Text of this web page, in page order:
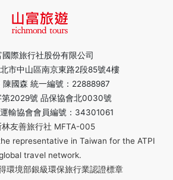
國際旅行社股份有限公司
市中山區南京東路2段85號4樓
陳國森 統一編號：22888987
第2029號 品保協會北0030號
輸協會會員編號：34301061
林友善旅行社 MFTA-005
representative in Taiwan for the ATPI
travel network.
環境部銀級環保旅行業認證標章